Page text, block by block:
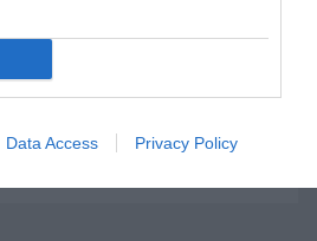
Data Access Privacy Policy
À partir de
TTC
Je la veux !